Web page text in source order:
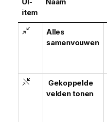
item
Alles
samenvouwen
Gekoppelde
velden tonen